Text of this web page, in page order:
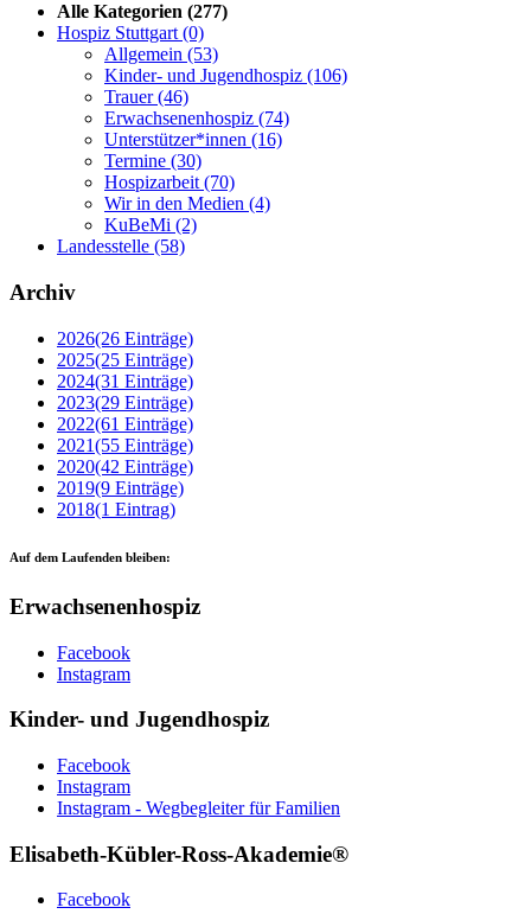
Alle Kategorien (277)
Hospiz Stuttgart (0)
Allgemein (53)
Kinder- und Jugendhospiz (106)
Trauer (46)
Erwachsenenhospiz (74)
Unterstützer*innen (16)
Termine (30)
Hospizarbeit (70)
Wir in den Medien (4)
KuBeMi (2)
Landesstelle (58)
Archiv
2026(26 Einträge)
2025(25 Einträge)
2024(31 Einträge)
2023(29 Einträge)
2022(61 Einträge)
2021(55 Einträge)
2020(42 Einträge)
2019(9 Einträge)
2018(1 Eintrag)
Auf dem Laufenden bleiben:
Erwachsenenhospiz
Facebook
Instagram
Kinder- und Jugendhospiz
Facebook
Instagram
Instagram - Wegbegleiter für Familien
Elisabeth-Kübler-Ross-Akademie®
Facebook